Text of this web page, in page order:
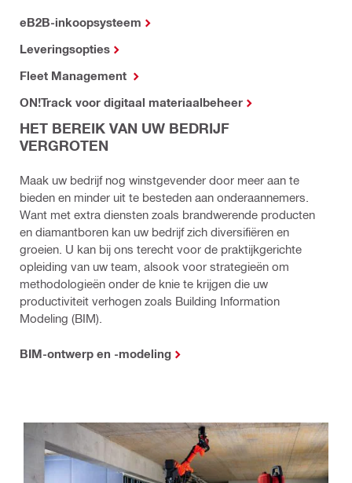
eB2B-inkoopsysteem
Leveringsopties
Fleet Management
ON!Track voor digitaal materiaalbeheer
HET BEREIK VAN UW BEDRIJF
VERGROTEN
Maak uw bedrijf nog winstgevender door meer aan te
bieden en minder uit te besteden aan onderaannemers.
Want met extra diensten zoals brandwerende producten
en diamantboren kan uw bedrijf zich diversifiëren en
groeien. U kan bij ons terecht voor de praktijkgerichte
opleiding van uw team, alsook voor strategieën om
methodologieën onder de knie te krijgen die uw
productiviteit verhogen zoals Building Information
Modeling (BIM).
BIM-ontwerp en -modeling